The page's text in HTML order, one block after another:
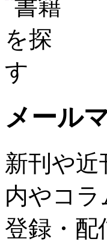
メール
新刊や
内やコ
登録・